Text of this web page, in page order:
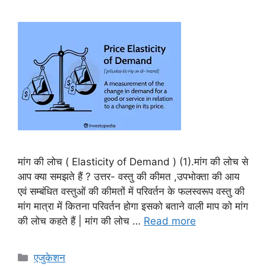
मांग की लोच ( Elasticity of Demand ) (1).मांग की लोच से
आप क्या समझते हैं ? उत्तर- वस्तु की कीमत ,उपभोक्ता की आय
एवं सम्बंधित वस्तुओं की कीमतों में परिवर्तन के फलस्वरूप वस्तु की
मांग मात्रा में कितना परिवर्तन होगा इसको बताने वाली माप को मांग
की लोच कहते हैं | मांग की लोच … Read more
Categories
एजुकेशन